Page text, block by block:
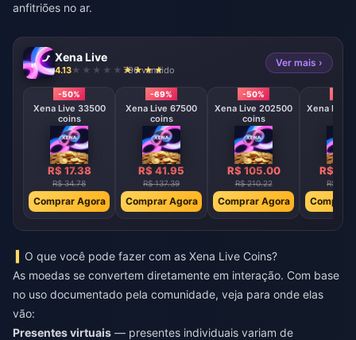
anfitriões no ar.
Xena Live
4.13 796 vendido
Ver mais ›
-50%
Xena Live 33500
coins
R$ 17.38
R$ 34.78
Comprar Agora
-69%
Xena Live 67500
coins
R$ 41.95
R$ 137.39
Comprar Agora
-50%
Xena Live 202500
coins
R$ 105.00
R$ 210.22
Comprar Agora
Xena Live
R$
R$
Comprar
O que você pode fazer com as Xena Live Coins?
As moedas se convertem diretamente em interação. Com base
no uso documentado pela comunidade, veja para onde elas
vão:
Presentes virtuais — presentes individuais variam de